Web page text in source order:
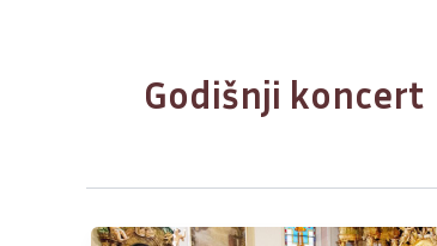
Godišnji koncert